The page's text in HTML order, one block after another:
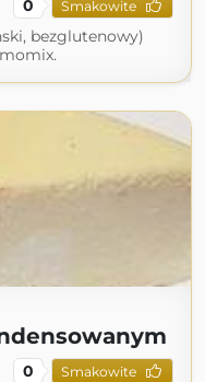
0 Smakowite
bezglutenowy)
0 Smakowite